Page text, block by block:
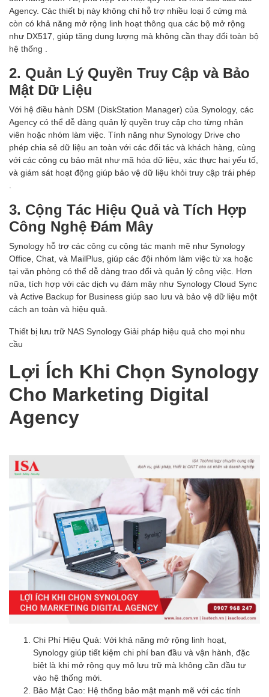
Agency. Các thiết bị này không chỉ hỗ trợ nhiều loại ổ cứng mà
còn có khả năng mở rộng linh hoạt thông qua các bộ mở rộng
như DX517, giúp tăng dung lượng mà không cần thay đổi toàn bộ
hệ thống .
2. Quản Lý Quyền Truy Cập và Bảo
Mật Dữ Liệu
Với hệ điều hành DSM (DiskStation Manager) của Synology, các
Agency có thể dễ dàng quản lý quyền truy cập cho từng nhân
viên hoặc nhóm làm việc. Tính năng như Synology Drive cho
phép chia sẻ dữ liệu an toàn với các đối tác và khách hàng, cùng
với các công cụ bảo mật như mã hóa dữ liệu, xác thực hai yếu tố,
và giám sát hoạt động giúp bảo vệ dữ liệu khỏi truy cập trái phép
.
3. Cộng Tác Hiệu Quả và Tích Hợp
Công Nghệ Đám Mây
Synology hỗ trợ các công cụ cộng tác mạnh mẽ như Synology
Office, Chat, và MailPlus, giúp các đội nhóm làm việc từ xa hoặc
tại văn phòng có thể dễ dàng trao đổi và quản lý công việc. Hơn
nữa, tích hợp với các dịch vụ đám mây như Synology Cloud Sync
và Active Backup for Business giúp sao lưu và bảo vệ dữ liệu một
cách an toàn và hiệu quả.
Thiết bị lưu trữ NAS Synology Giải pháp hiệu quả cho mọi nhu
cầu
Lợi Ích Khi Chọn Synology
Cho Marketing Digital
Agency
Chi Phí Hiệu Quả: Với khả năng mở rộng linh hoạt,
Synology giúp tiết kiệm chi phí ban đầu và vận hành, đặc
biệt là khi mở rộng quy mô lưu trữ mà không cần đầu tư
vào hệ thống mới.
Bảo Mật Cao: Hệ thống bảo mật mạnh mẽ với các tính